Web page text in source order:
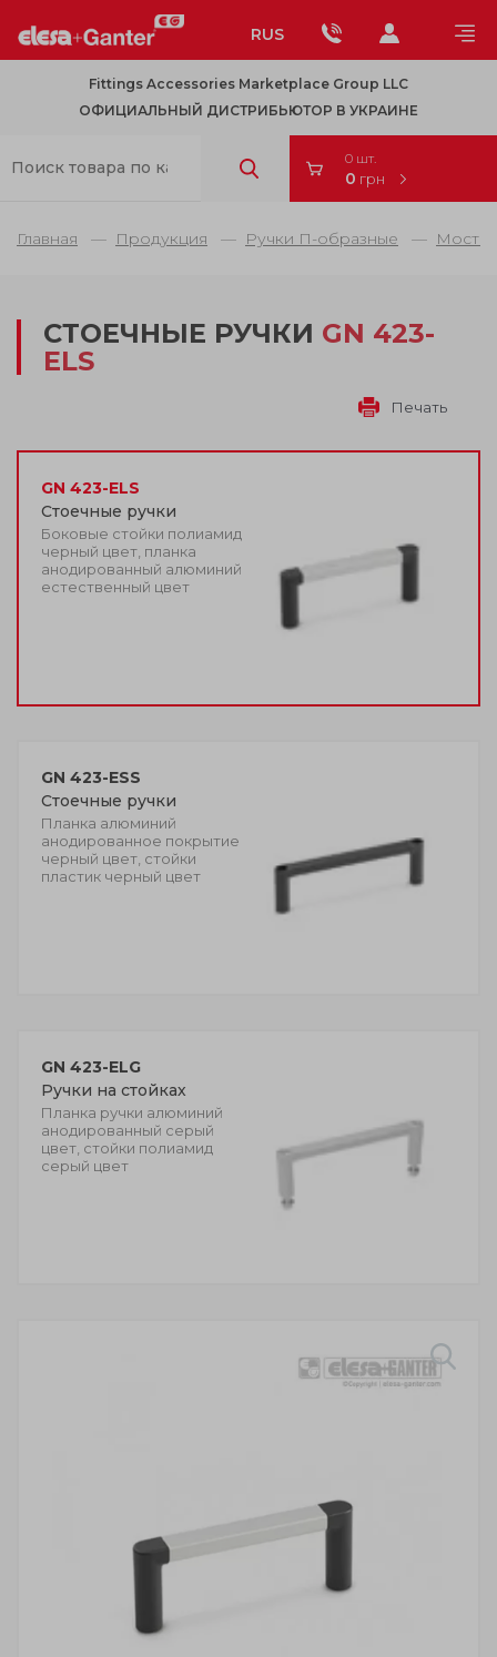
RUS
Fittings Accessories Marketplace Group LLC
ОФИЦИАЛЬНЫЙ ДИСТРИБЬЮТОР В УКРАИНЕ
0 шт.
0 грн
Главная Продукция Ручки П-образные
СТОЕЧНЫЕ РУЧКИ GN 423-
ELS
Печать
GN 423-ELS
Стоечные ручки
Боковые стойки полиамид
черный цвет, планка
анодированный алюминий
естественный цвет
GN 423-ESS
Стоечные ручки
Планка алюминий
анодированное покрытие
черный цвет, стойки
пластик черный цвет
GN 423-ELG
Ручки на стойках
Планка ручки алюминий
анодированный серый
цвет, стойки полиамид
серый цвет